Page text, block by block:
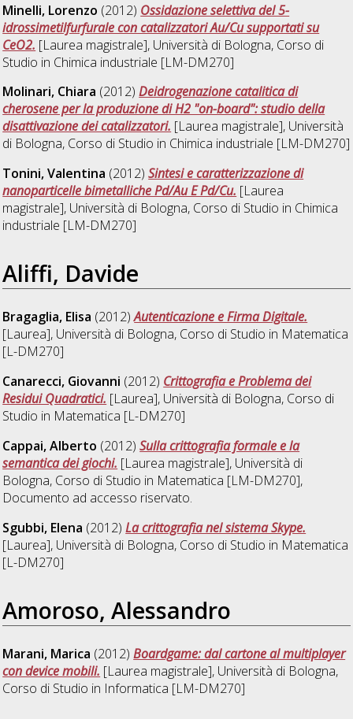
Minelli, Lorenzo (2012) Ossidazione selettiva del 5-
idrossimetilfurfurale con catalizzatori Au/Cu supportati su
CeO2. [Laurea magistrale], Università di Bologna, Corso di
Studio in Chimica industriale [LM-DM270]
Molinari, Chiara (2012)Deidrogenazione catalitica di
cherosene per la produzione di H2 "on-board": studio della
disattivazione dei catalizzatori. [Laurea magistrale], Università
di Bologna, Corso di Studio in Chimica industriale [LM-DM270]
Tonini, Valentina (2012)Sintesi e caratterizzazione di
nanoparticelle bimetalliche Pd/Au E Pd/Cu. [Laurea
magistrale], Università di Bologna, Corso di Studio in Chimica
industriale [LM-DM270]
Aliffi, Davide
Bragaglia, Elisa (2012)Autenticazione e Firma Digitale.
[Laurea], Università di Bologna, Corso di Studio in Matematica
[L-DM270]
Canarecci, Giovanni (2012) Crittografia e Problema dei
Residui Quadratici. [Laurea], Università di Bologna, Corso di
Studio in Matematica [L-DM270]
Cappai, Alberto (2012)Sulla crittografia formale e la
semantica dei giochi. [Laurea magistrale], Università di
Bologna, Corso di Studio in Matematica [LM-DM270],
Documento ad accesso riservato.
Sgubbi, Elena (2012)La crittografia nel sistema Skype.
[Laurea], Università di Bologna, Corso di Studio in Matematica
[L-DM270]
Amoroso, Alessandro
Marani, Marica (2012)Boardgame: dal cartone al multiplayer
con device mobili. [Laurea magistrale], Università di Bologna,
Corso di Studio in Informatica [LM-DM270]